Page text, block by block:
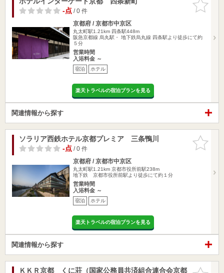
りに追加
-点/ 0 件
京都府 / 京都市中京区
丸太町駅1.21km 四条駅448m
阪急京都線 烏丸駅・ 地下鉄烏丸線 四条駅より徒歩にて約
５分
営業時間
入浴料金 ～
宿泊 ホテル
楽天トラベルの宿泊プランを見る
関連情報から探す
お気に入
りに追加
ソラリア西鉄ホテル京都プレミア 三条鴨川
-点/ 0 件
京都府 / 京都市中京区
丸太町駅1.21km 京都市役所前駅238m
地下鉄 京都市役所前駅より徒歩にて約１分
営業時間
入浴料金 ～
宿泊 ホテル
楽天トラベルの宿泊プランを見る
関連情報から探す
お気に入
ＫＫＲ京都 くに荘（国家公務員共済組合連合会京都